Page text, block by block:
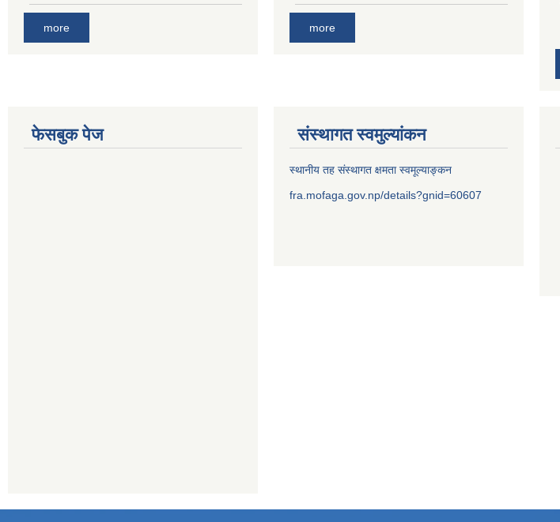
more more
फेसबुक पेज संस्थागत स्वमुल्यांकन
स्थानीय तह संस्थागत क्षमता स्वमूल्याङ्कन
fra.mofaga.gov.np/details?gnid=60607